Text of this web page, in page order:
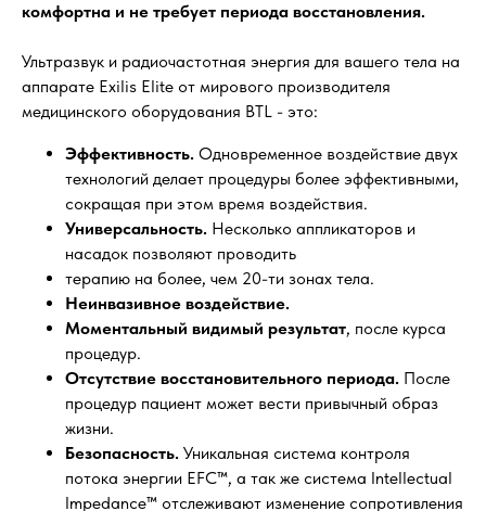
комфортна и не требует периода восстановления.
Ультразвук и радиочастотная энергия для вашего тела на
аппарате Exilis Elite от мирового производителя
медицинского оборудования BTL - это:
Эффективность. Одновременное воздействие двух
технологий делает процедуры более эффективными,
сокращая при этом время воздействия.
Универсальность. Несколько аппликаторов и
насадок позволяют проводить
терапию на более, чем 20-ти зонах тела.
Неинвазивное воздействие.
Моментальный видимый результат, после курса
процедур.
Отсутствие восстановительного периода. После
процедур пациент может вести привычный образ
жизни.
Безопасность. Уникальная система контроля
потока энергии EFC™, а так же система Intellectual
Impedance™ отслеживают изменение сопротивления